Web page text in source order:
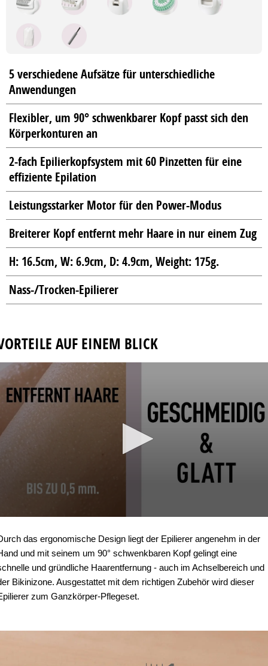
5 verschiedene Aufsätze für unterschiedliche
Anwendungen
Flexibler, um 90° schwenkbarer Kopf passt sich den
Körperkonturen an
2-fach Epilierkopfsystem mit 60 Pinzetten für eine
effiziente Epilation
Leistungsstarker Motor für den Power-Modus
Breiterer Kopf entfernt mehr Haare in nur einem Zug
H: 16.5cm, W: 6.9cm, D: 4.9cm, Weight: 175g.
Nass-/Trocken-Epilierer
AUF EINEM BLICK
das ergonomische Design liegt der Epilierer angenehm in der
und mit seinem um 90° schwenkbaren Kopf gelingt eine
und gründliche Haarentfernung - auch im Achselbereich und
Bikinizone. Ausgestattet mit dem richtigen Zubehör wird dieser
zum Ganzkörper-Pflegeset.